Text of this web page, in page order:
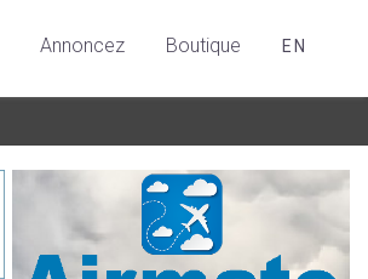
Annoncez Boutique EN